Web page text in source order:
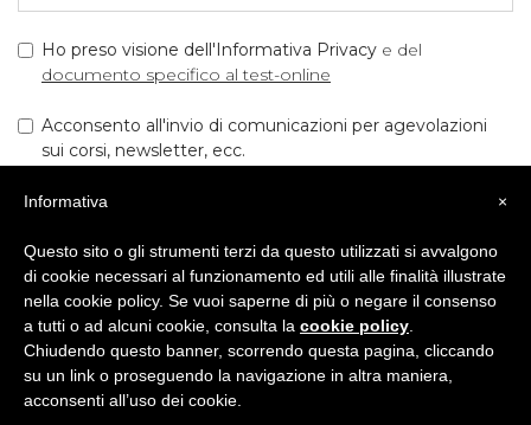
Ho preso visione dell'Informativa Privacy e del
documento specifico al test-online
Acconsento all'invio di comunicazioni per agevolazioni
sui corsi, newsletter, ecc.
INIZIA IL TEST!
×
Informativa
Questo sito o gli strumenti terzi da questo utilizzati si avvalgono
di cookie necessari al funzionamento ed utili alle finalità illustrate
nella cookie policy. Se vuoi saperne di più o negare il consenso
a tutti o ad alcuni cookie, consulta la cookie policy
Chiudendo questo banner, scorrendo questa pagina, cliccando
su un link o proseguendo la navigazione in altra maniera,
acconsenti all’uso dei cookie.